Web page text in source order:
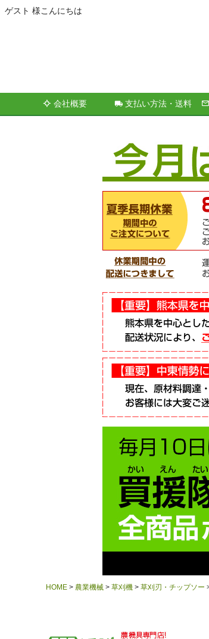
ゲスト 様こんにちは
会社概要 支払い方法・送料
HOME 農業機械 草刈機 草刈刃・チップソー